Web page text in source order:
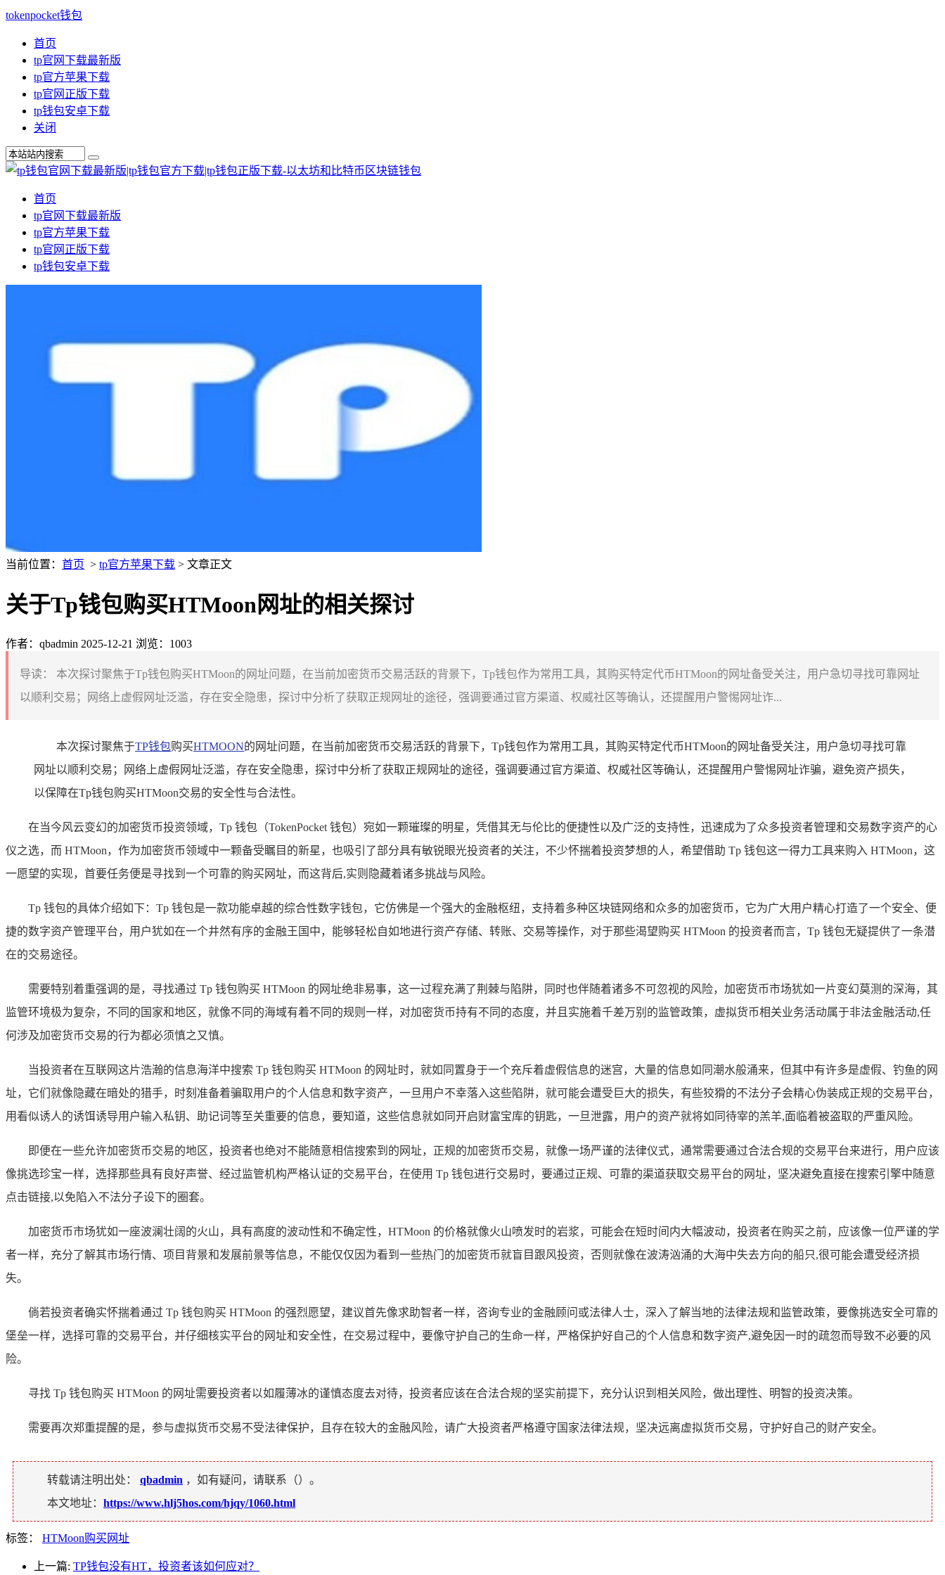
tokenpocket钱包
首页
tp官网下载最新版
tp官方苹果下载
tp官网正版下载
tp钱包安卓下载
关闭
首页
tp官网下载最新版
tp官方苹果下载
tp官网正版下载
tp钱包安卓下载
当前位置： 首页 > tp官方苹果下载 > 文章正文
关于Tp钱包购买HTMoon网址的相关探讨
作者：qbadmin 2025-12-21 浏览：1003
导读：
本次探讨聚焦于Tp钱包购买HTMoon的网址问题，在当前加密货币交易活跃的背景下，Tp钱包作为常用工具，其购买特定代币HTMoon的网址备受关注，用户急切寻找可靠网址
以顺利交易；网络上虚假网址泛滥，存在安全隐患，探讨中分析了获取正规网址的途径，强调要通过官方渠道、权威社区等确认，还提醒用户警惕网址诈...
本次探讨聚焦于TP钱包购买HTMOON的网址问题，在当前加密货币交易活跃的背景下，Tp钱包作为常用工具，其购买特定代币HTMoon的网址备受关注，用户急切寻找可靠
网址以顺利交易；网络上虚假网址泛滥，存在安全隐患，探讨中分析了获取正规网址的途径，强调要通过官方渠道、权威社区等确认，还提醒用户警惕网址诈骗，避免资产损失，
以保障在Tp钱包购买HTMoon交易的安全性与合法性。
在当今风云变幻的加密货币投资领域，Tp 钱包（TokenPocket 钱包）宛如一颗璀璨的明星，凭借其无与伦比的便捷性以及广泛的支持性，迅速成为了众多投资者管理和交易数字资产的心
仪之选，而 HTMoon，作为加密货币领域中一颗备受瞩目的新星，也吸引了部分具有敏锐眼光投资者的关注，不少怀揣着投资梦想的人，希望借助 Tp 钱包这一得力工具来购入 HTMoon，这
一愿望的实现，首要任务便是寻找到一个可靠的购买网址，而这背后,实则隐藏着诸多挑战与风险。
Tp 钱包的具体介绍如下：Tp 钱包是一款功能卓越的综合性数字钱包，它仿佛是一个强大的金融枢纽，支持着多种区块链网络和众多的加密货币，它为广大用户精心打造了一个安全、便
捷的数字资产管理平台，用户犹如在一个井然有序的金融王国中，能够轻松自如地进行资产存储、转账、交易等操作，对于那些渴望购买 HTMoon 的投资者而言，Tp 钱包无疑提供了一条潜
在的交易途径。
需要特别着重强调的是，寻找通过 Tp 钱包购买 HTMoon 的网址绝非易事，这一过程充满了荆棘与陷阱，同时也伴随着诸多不可忽视的风险，加密货币市场犹如一片变幻莫测的深海，其
监管环境极为复杂，不同的国家和地区，就像不同的海域有着不同的规则一样，对加密货币持有不同的态度，并且实施着千差万别的监管政策，虚拟货币相关业务活动属于非法金融活动,任
何涉及加密货币交易的行为都必须慎之又慎。
当投资者在互联网这片浩瀚的信息海洋中搜索 Tp 钱包购买 HTMoon 的网址时，就如同置身于一个充斥着虚假信息的迷宫，大量的信息如同潮水般涌来，但其中有许多是虚假、钓鱼的网
址，它们就像隐藏在暗处的猎手，时刻准备着骗取用户的个人信息和数字资产，一旦用户不幸落入这些陷阱，就可能会遭受巨大的损失，有些狡猾的不法分子会精心伪装成正规的交易平台，
用看似诱人的诱饵诱导用户输入私钥、助记词等至关重要的信息，要知道，这些信息就如同开启财富宝库的钥匙，一旦泄露，用户的资产就将如同待宰的羔羊,面临着被盗取的严重风险。
即便在一些允许加密货币交易的地区，投资者也绝对不能随意相信搜索到的网址，正规的加密货币交易，就像一场严谨的法律仪式，通常需要通过合法合规的交易平台来进行，用户应该
像挑选珍宝一样，选择那些具有良好声誉、经过监管机构严格认证的交易平台，在使用 Tp 钱包进行交易时，要通过正规、可靠的渠道获取交易平台的网址，坚决避免直接在搜索引擎中随意
点击链接,以免陷入不法分子设下的圈套。
加密货币市场犹如一座波澜壮阔的火山，具有高度的波动性和不确定性，HTMoon 的价格就像火山喷发时的岩浆，可能会在短时间内大幅波动，投资者在购买之前，应该像一位严谨的学
者一样，充分了解其市场行情、项目背景和发展前景等信息，不能仅仅因为看到一些热门的加密货币就盲目跟风投资，否则就像在波涛汹涌的大海中失去方向的船只,很可能会遭受经济损
失。
倘若投资者确实怀揣着通过 Tp 钱包购买 HTMoon 的强烈愿望，建议首先像求助智者一样，咨询专业的金融顾问或法律人士，深入了解当地的法律法规和监管政策，要像挑选安全可靠的
堡垒一样，选择可靠的交易平台，并仔细核实平台的网址和安全性，在交易过程中，要像守护自己的生命一样，严格保护好自己的个人信息和数字资产,避免因一时的疏忽而导致不必要的风
险。
寻找 Tp 钱包购买 HTMoon 的网址需要投资者以如履薄冰的谨慎态度去对待，投资者应该在合法合规的坚实前提下，充分认识到相关风险，做出理性、明智的投资决策。
需要再次郑重提醒的是，参与虚拟货币交易不受法律保护，且存在较大的金融风险，请广大投资者严格遵守国家法律法规，坚决远离虚拟货币交易，守护好自己的财产安全。
转载请注明出处： qbadmin ，如有疑问，请联系（）。
本文地址： https://www.hlj5hos.com/hjqy/1060.html
标签： HTMoon购买网址
上一篇: TP钱包没有HT，投资者该如何应对？